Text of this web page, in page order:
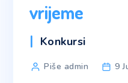
vrijeme
Categories
Konkursi
PostPiše admin 9